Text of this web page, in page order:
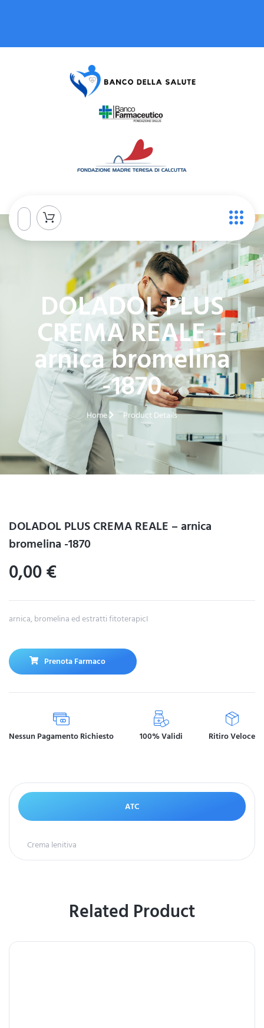
DOLADOL PLUS
CREMA REALE –
arnica bromelina
-1870
Home Product Details
DOLADOL PLUS CREMA REALE – arnica
bromelina -1870
0,00€
arnica, bromelina ed estratti fitoterapicI
Prenota Farmaco
Nessun Pagamento Richiesto 100% Validi Ritiro Veloce
ATC
Crema lenitiva
Related Product